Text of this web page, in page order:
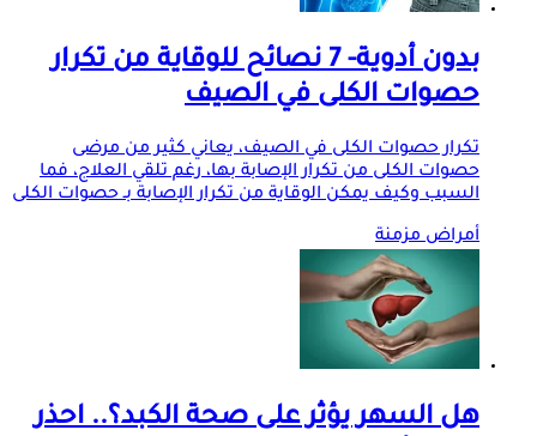
بدون أدوية- 7 نصائح للوقاية من تكرار
حصوات الكلى في الصيف
تكرار حصوات الكلى في الصيف، يعاني كثير من مرضى
حصوات الكلى من تكرار الإصابة بها، رغم تلقي العلاج، فما
السبب وكيف يمكن الوقاية من تكرار الإصابة بـ حصوات الكلى
أمراض مزمنة
هل السهر يؤثر على صحة الكبد؟.. احذر